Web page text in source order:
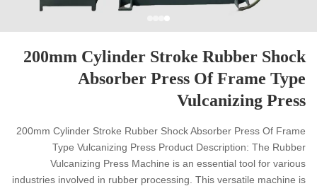
200mm Cylinder Stroke Rubber Shock
Absorber Press Of Frame Type
Vulcanizing Press
200mm Cylinder Stroke Rubber Shock Absorber Press Of Frame
Type Vulcanizing Press Product Description: The Rubber
Vulcanizing Press Machine is an essential tool for various
industries involved in rubber processing. This versatile machine is